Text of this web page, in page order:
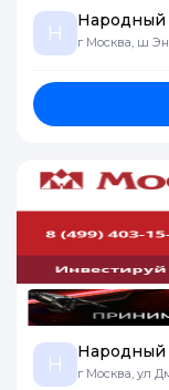
Н
Народный
г Москва, ш
Н
Народный
г Москва, ул